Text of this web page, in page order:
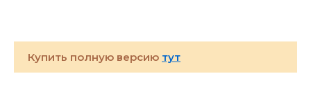
Купить полную версию тут